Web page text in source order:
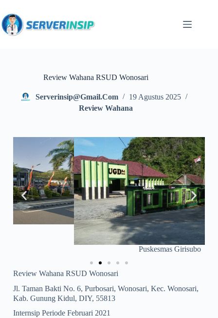
Review Wahana RSUD Wonosari
Serverinsip@gmail.com
19 Agustus 2025
Review Wahana
Puskesmas Girisubo
Review Wahana RSUD Wonosari
Jl. Taman Bakti No. 6, Purbosari, Wonosari, Kec. Wonosari,
Kab. Gunung Kidul, DIY, 55813
Internsip Periode Februari 2021